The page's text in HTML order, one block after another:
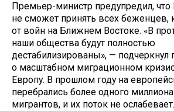
Премьер-министр предупредил, что
не сможет принять всех беженцев,
от войн на Ближнем Востоке. «В
наши общества будут полностью
дестабилизированы», — подчеркнул
о масштабном миграционном
Европу. В прошлом году на
перебрались более одного
мигрантов, и их поток не ослабевает.